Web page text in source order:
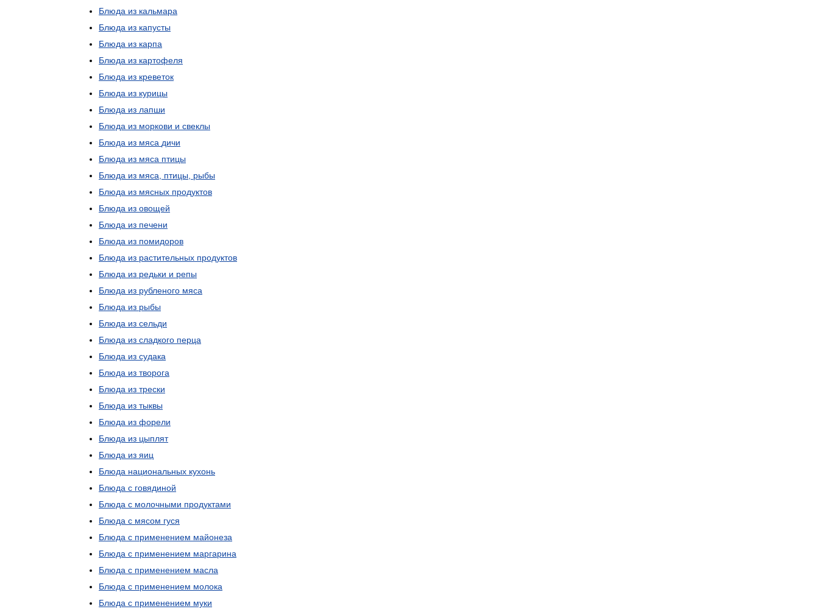
Блюда из кальмара
Блюда из капусты
Блюда из карпа
Блюда из картофеля
Блюда из креветок
Блюда из курицы
Блюда из лапши
Блюда из моркови и свеклы
Блюда из мяса дичи
Блюда из мяса птицы
Блюда из мяса птицы
рыбы
Блюда из мясных продуктов
Блюда из овощей
Блюда из печени
Блюда из помидоров
Блюда из растительных продуктов
Блюда из редьки и репы
Блюда из рубленого мяса
Блюда из рыбы
Блюда из сельди
Блюда из сладкого перца
Блюда из судака
Блюда из творога
Блюда из трески
Блюда из тыквы
Блюда из форели
Блюда из цыплят
Блюда из яиц
Блюда национальных кухонь
Блюда с говядиной
Блюда с молочными продуктами
Блюда с мясом гуся
Блюда с применением майонеза
Блюда с применением маргарина
Блюда с применением масла
Блюда с применением молока
Блюда с применением муки